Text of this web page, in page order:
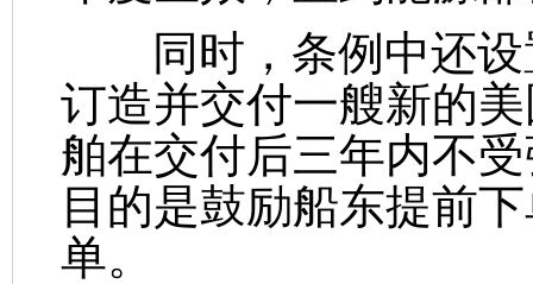
同时，条例中还设
订造并交付一艘新的
舶在交付后三年内不
目的是鼓励船东提前
单。